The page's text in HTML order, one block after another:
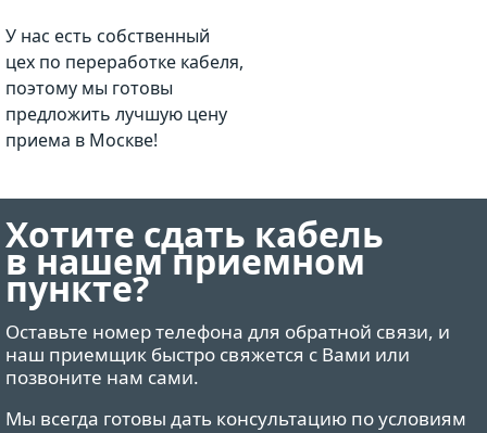
У нас есть собственный
цех по переработке кабеля,
поэтому мы готовы
предложить лучшую цену
приема в Москве!
Хотите сдать кабель
в нашем приемном
пункте?
Оставьте номер телефона для обратной связи, и
наш приемщик быстро свяжется с Вами или
позвоните нам сами.
Мы всегда готовы дать консультацию по условиям